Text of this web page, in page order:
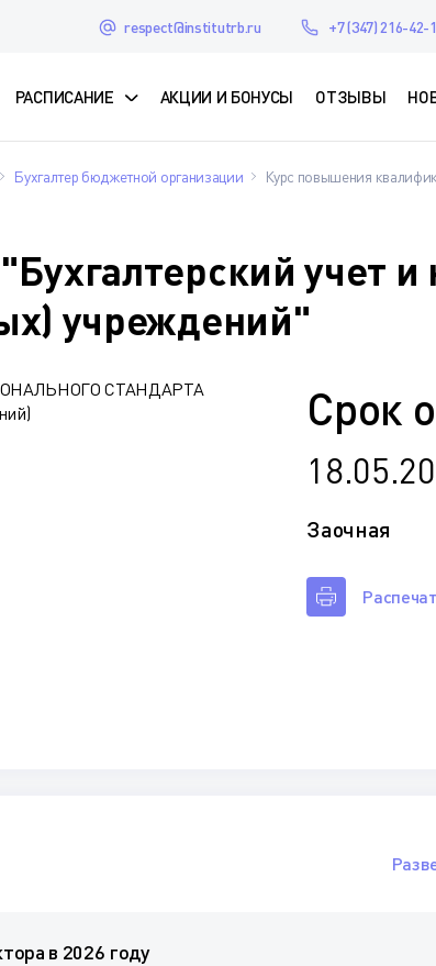
respect@institutrb.ru +7 (347) 216-42-
РАСПИСАНИЕ АКЦИИ И БОНУСЫ ОТЗЫВЫ
Бухгалтер бюджетной организации
Курс повышения
учет и
учреждений"
СТАНДАРТА
Срок
Заочная
в 2026 году